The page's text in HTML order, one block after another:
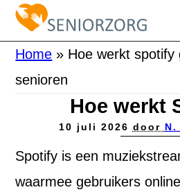
Home » Hoe werkt spotify
senioren
Hoe werkt
10 juli 2026 door N.
Spotify is een
waarmee gebruikers